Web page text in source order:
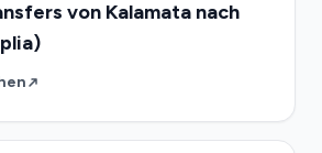
von Kalamata nach